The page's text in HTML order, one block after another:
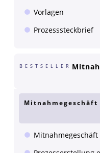
Vorlagen
Prozesssteckbrief
BESTSELLER
Mitnahmegeschäft